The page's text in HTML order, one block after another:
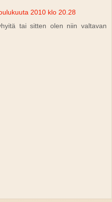
2010 klo 20.28
tai sitten olen niin valtavan